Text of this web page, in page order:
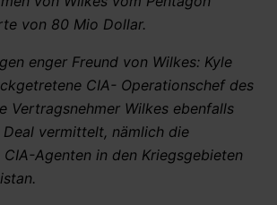
von 80 Mio Dollar.
enger Freund von Wilkes: Kyle
CIA- Operationschef des
Vertragsnehmer Wilkes ebenfalls
vermittelt, nämlich die
Agenten in den Kriegsgebieten